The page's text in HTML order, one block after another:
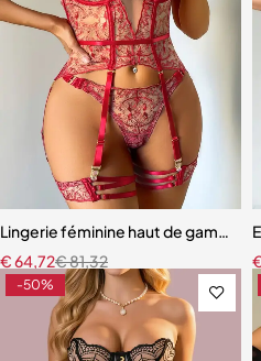
Lingerie féminine haut de gamme
€81,32
€64,72
-50%